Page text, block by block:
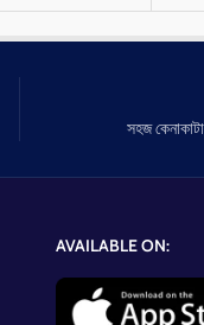
সহজ
AVAILABLE ON: